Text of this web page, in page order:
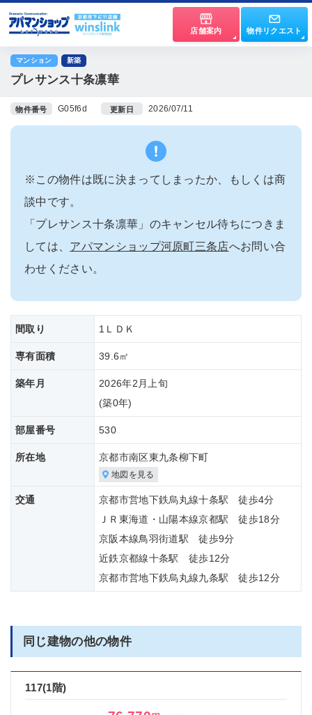
店舗案内 物件リクエスト
マンション 新築
プレサンス十条凛華
物件番号 G05f6d 更新日 2026/07/11
※この物件は既に決まってしまったか、もしくは商
談中です。
「プレサンス十条凛華」のキャンセル待ちにつきま
しては、 アパマンショップ河原町三条店へお問い合
わせください。
間取り 1ＬＤＫ
専有面積 39.6㎡
築年月
2026年2月上旬
(築0年)
部屋番号 530
所在地 京都市南区東九条柳下町
地図を見る
交通
京都市営地下鉄烏丸線十条駅 徒歩4分
ＪＲ東海道・山陽本線京都駅 徒歩18分
京阪本線鳥羽街道駅 徒歩9分
近鉄京都線十条駅 徒歩12分
京都市営地下鉄烏丸線九条駅 徒歩12分
同じ建物の他の物件
117(1階)